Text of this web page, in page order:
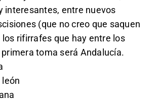
interesantes, entre nuevos
(que no creo que saquen
los rifirrafes que hay entre los
toma será Andalucía.
león